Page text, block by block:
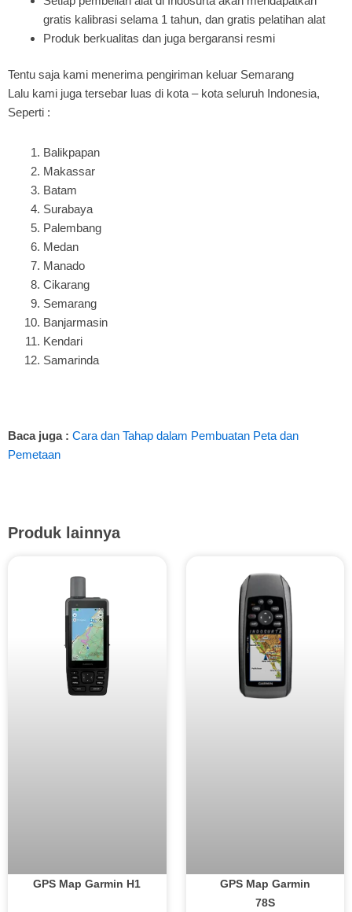
gratis kalibrasi selama 1 tahun, dan gratis pelatihan alat
Produk berkualitas dan juga bergaransi resmi
Tentu saja kami menerima pengiriman keluar Semarang
Lalu kami juga tersebar luas di kota – kota seluruh Indonesia,
Seperti :
Balikpapan
Makassar
Batam
Surabaya
Palembang
Medan
Manado
Cikarang
Semarang
Banjarmasin
Kendari
Samarinda
Baca juga : Cara dan Tahap dalam Pembuatan Peta dan
Pemetaan
Produk lainnya
GPS Map Garmin H1
GPS Map Garmin
78S